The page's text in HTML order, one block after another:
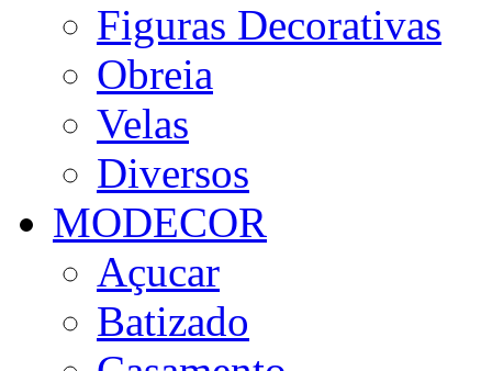
Figuras Decorativas
Obreia
Velas
Diversos
MODECOR
Açucar
Batizado